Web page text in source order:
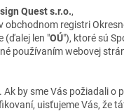
Quest s.r.o.,
registri
(ďalej len "OÚ"), ktoré sú
používaním webovej
by sme Vás požiadali o
uisťujeme Vás, že